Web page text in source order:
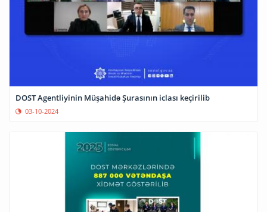
DOST Agentliyinin Müşahidə Şurasının iclası keçirilib
03-10-2024